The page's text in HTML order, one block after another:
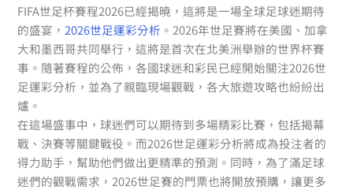
FIFA世足杯賽程2026已經揭曉，這將是一場全球足球迷期待
的盛宴，2026世足運彩分析 。2026年世足賽將在美國、加拿
大和墨西哥共同舉行，這將是首次在北美洲舉辦的世界杯賽
事。隨著賽程的公佈，各國球迷和彩民已經開始關注2026世
足運彩分析，並為了親臨現場觀戰，各大旅遊攻略也紛紛出
爐。
在這場盛事中，球迷們可以期待到多場精彩比賽，包括揭幕
戰、決賽等關鍵戰役。而2026世足運彩分析將成為投注者的
得力助手，幫助他們做出更精準的預測。同時，為了滿足球
迷們的觀戰需求，2026世足賽的門票也將開放預購，讓更多